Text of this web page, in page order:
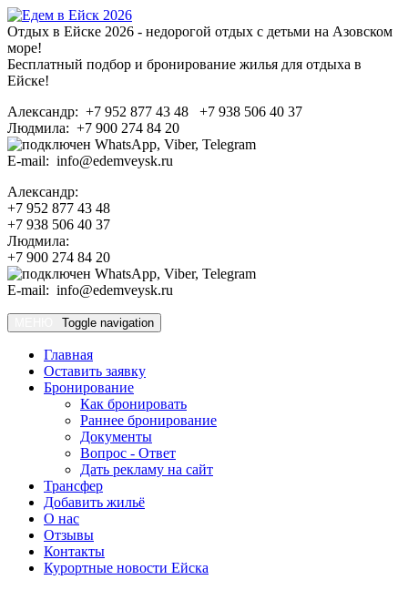
Отдых в Ейске 2026 - недорогой отдых с детьми на Азовском
море!
Бесплатный подбор и бронирование жилья для отдыха в
Ейске!
Александр: +7 952 877 43 48 +7 938 506 40 37
Людмила: +7 900 274 84 20
E-mail: info@edemveysk.ru
Александр:
+7 952 877 43 48
+7 938 506 40 37
Людмила:
+7 900 274 84 20
E-mail: info@edemveysk.ru
Toggle navigation
Главная
Оставить заявку
Бронирование
Как бронировать
Раннее бронирование
Документы
Вопрос - Ответ
Дать рекламу на сайт
Трансфер
Добавить жильё
О нас
Отзывы
Контакты
Курортные новости Ейска